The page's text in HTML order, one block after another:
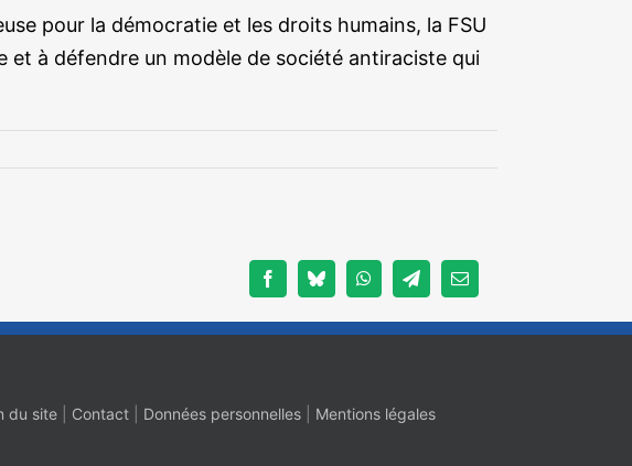
pour la démocratie et les droits humains, la FSU
et à défendre un modèle de société antiraciste qui
FacebookBlueskyWhatsAppTelegramEmail
du site Contact Données personnelles Mentions légales